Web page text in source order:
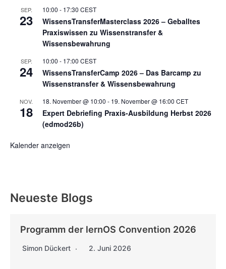
SEP.
23
10:00 - 17:30 CEST
WissensTransferMasterclass 2026 – Geballtes
Praxiswissen zu Wissenstransfer &
Wissensbewahrung
SEP.
24
10:00 - 17:00 CEST
WissensTransferCamp 2026 – Das Barcamp zu
Wissenstransfer & Wissensbewahrung
NOV.
18
18. November @ 10:00 - 19. November @ 16:00 CET
Expert Debriefing Praxis-Ausbildung Herbst 2026
(edmod26b)
Kalender anzeigen
Neueste Blogs
Programm der lernOS Convention 2026
Simon Dückert 2. Juni 2026